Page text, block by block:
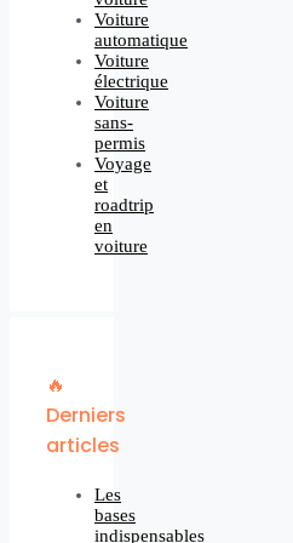
Voiture
automatique
Voiture
électrique
Voiture
sans-
permis
Voyage
et
roadtrip
en
voiture
🔥
Derniers
articles
Les
bases
indispensables